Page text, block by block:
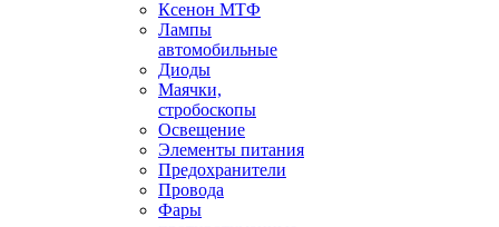
Ксенон МТФ
Лампы
автомобильные
Диоды
Маячки,
стробоскопы
Освещение
Элементы питания
Предохранители
Провода
Фары